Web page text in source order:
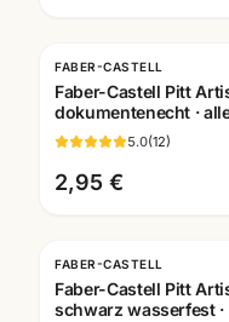
FABER-CASTELL
Faber-Castell Pitt
dokumentenecht ·
5.0(12)
2,95 €
FABER-CASTELL
Faber-Castell Pitt
schwarz wasserfest